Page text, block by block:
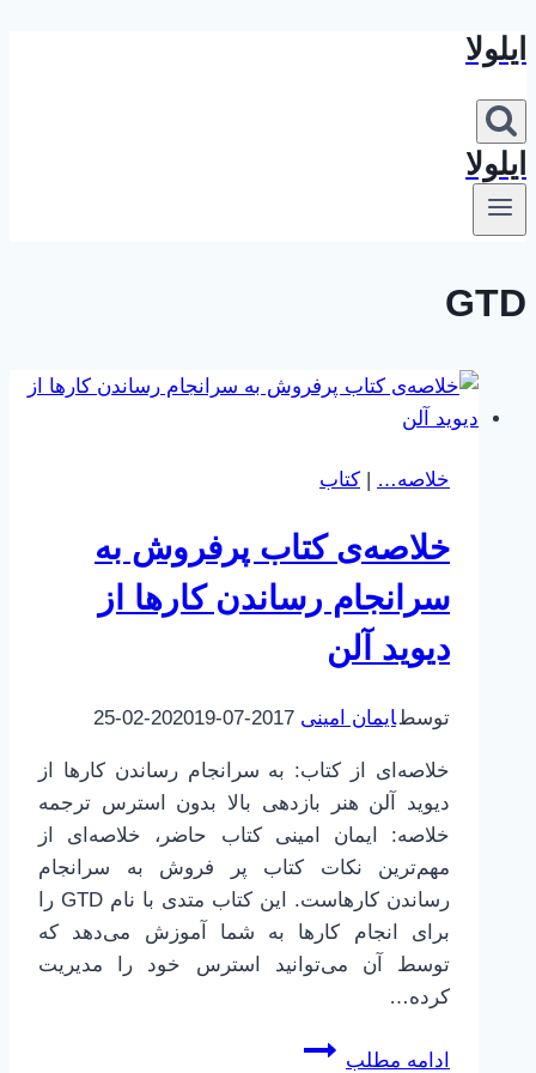
بازگشت
محتوا
ایلولا
ایلولا
GTD
خلاصه… | کتاب
خلاصه‌ی کتاب پرفروش به
سرانجام رساندن کارها از
دیوید آلن
توسطایمان امینی 2017-07-20
2019-02-25
خلاصه‌ای از کتاب: به سرانجام رساندن کارها از
دیوید آلن هنر بازدهی بالا بدون استرس ترجمه
خلاصه: ایمان امینی کتاب حاضر، خلاصه‌ای از
مهم‌ترین نکات کتاب پر فروش به سرانجام
رساندن کارهاست. این کتاب متدی با نام GTD را
برای انجام کارها به شما آموزش می‌دهد که
توسط آن می‌توانید استرس خود را مدیریت
کرده…
ادامه مطلب
خلاصه‌ی